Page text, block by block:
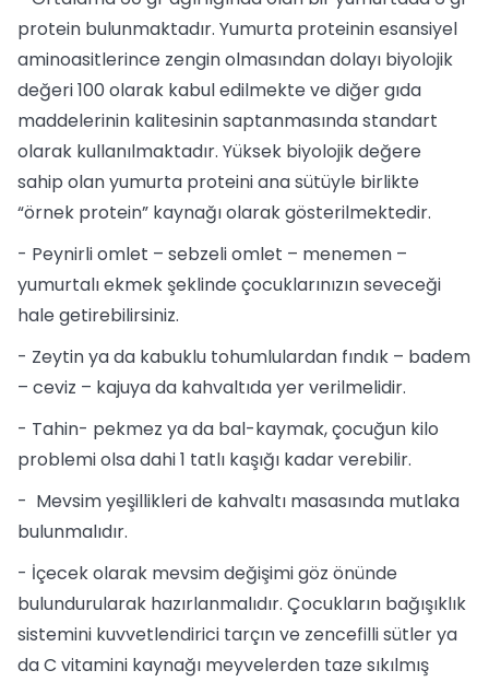
protein bulunmaktadır. Yumurta proteinin esansiyel
aminoasitlerince zengin olmasından dolayı biyolojik
değeri 100 olarak kabul edilmekte ve diğer gıda
maddelerinin kalitesinin saptanmasında standart
olarak kullanılmaktadır. Yüksek biyolojik değere
sahip olan yumurta proteini ana sütüyle birlikte
“örnek protein” kaynağı olarak gösterilmektedir.
- Peynirli omlet – sebzeli omlet – menemen –
yumurtalı ekmek şeklinde çocuklarınızın seveceği
hale getirebilirsiniz.
- Zeytin ya da kabuklu tohumlulardan fındık – badem
– ceviz – kajuya da kahvaltıda yer verilmelidir.
- Tahin- pekmez ya da bal-kaymak, çocuğun kilo
problemi olsa dahi 1 tatlı kaşığı kadar verebilir.
- Mevsim yeşillikleri de kahvaltı masasında mutlaka
bulunmalıdır.
- İçecek olarak mevsim değişimi göz önünde
bulundurularak hazırlanmalıdır. Çocukların bağışıklık
sistemini kuvvetlendirici tarçın ve zencefilli sütler ya
da C vitamini kaynağı meyvelerden taze sıkılmış